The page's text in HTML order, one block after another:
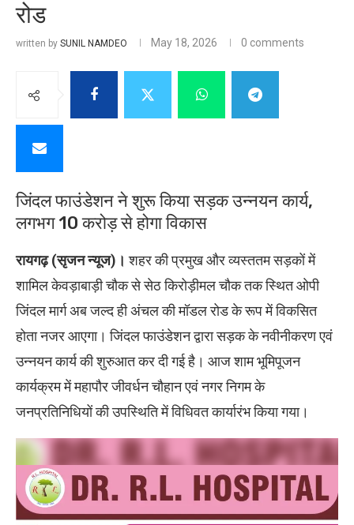
रोड
written by SUNIL NAMDEO May 18, 2026 0 comments
जिंदल फाउंडेशन ने शुरू किया सड़क उन्नयन कार्य,
लगभग 10 करोड़ से होगा विकास
रायगढ़ (सृजन न्यूज)। शहर की प्रमुख और व्यस्ततम सड़कों में
शामिल केवड़ाबाड़ी चौक से सेठ किरोड़ीमल चौक तक स्थित ओपी
जिंदल मार्ग अब जल्द ही अंचल की मॉडल रोड के रूप में विकसित
होता नजर आएगा। जिंदल फाउंडेशन द्वारा सड़क के नवीनीकरण एवं
उन्नयन कार्य की शुरुआत कर दी गई है। आज शाम भूमिपूजन
कार्यक्रम में महापौर जीवर्धन चौहान एवं नगर निगम के
जनप्रतिनिधियों की उपस्थिति में विधिवत कार्यारंभ किया गया।